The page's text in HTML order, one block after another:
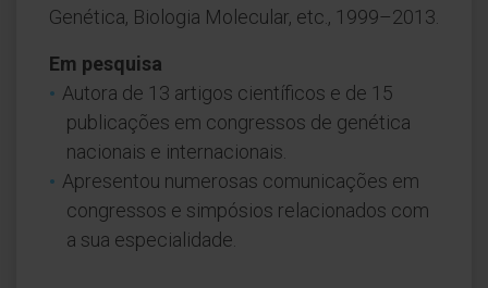
Genética, Biologia Molecular, etc., 1999–2013.
Em pesquisa
Autora de 13 artigos científicos e de 15
publicações em congressos de genética
nacionais e internacionais.
Apresentou numerosas comunicações em
congressos e simpósios relacionados com
a sua especialidade.